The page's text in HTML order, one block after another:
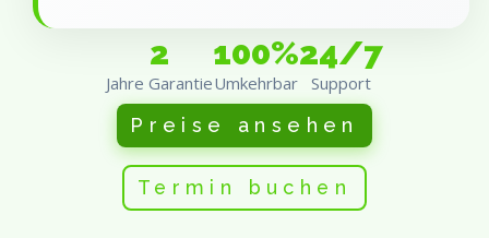
2
Jahre Garantie
100%
Umkehrbar
24/7
Support
Preise ansehen
Termin buchen